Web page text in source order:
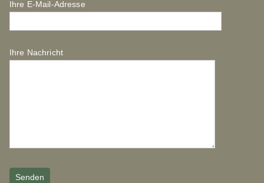
Ihre E-Mail-Adresse
Ihre Nachricht